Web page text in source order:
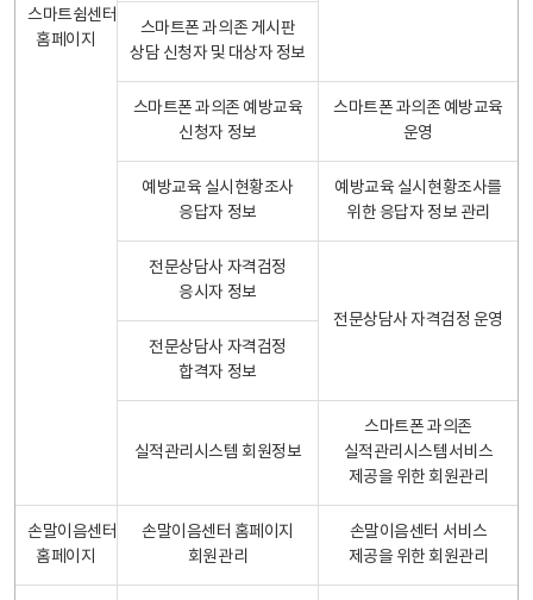
스마트쉼센터
홈페이지
스마트폰 과의존 게시판
상담 신청자 및 대상자 정보
스마트폰 과의존 예방교육
신청자 정보
스마트폰 과의존 예방교육
운영
예방교육 실시현황조사
응답자 정보
예방교육 실시현황조사를
위한 응답자 정보 관리
전문상담사 자격검정
응시자 정보
전문상담사 자격검정 운영
전문상담사 자격검정
합격자 정보
실적관리시스템 회원정보
스마트폰 과의존
실적관리시스템서비스
제공을 위한 회원관리
손말이음센터
홈페이지
손말이음센터 홈페이지
회원관리
손말이음센터 서비스
제공을 위한 회원관리